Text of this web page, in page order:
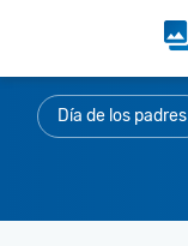
Día de los padres